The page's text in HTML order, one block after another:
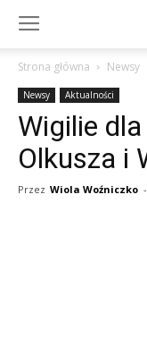
Strona główna Newsy
Newsy Aktualności
Wigilie
Olkusza i
Przez Wiola Woźniczko -